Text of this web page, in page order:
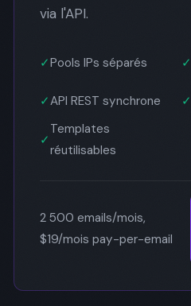
via l'API.
✓Pools IPs séparés ✓
✓API REST synchrone ✓
✓
Templates
réutilisables
2 500 emails/mois,
$19/mois pay-per-email